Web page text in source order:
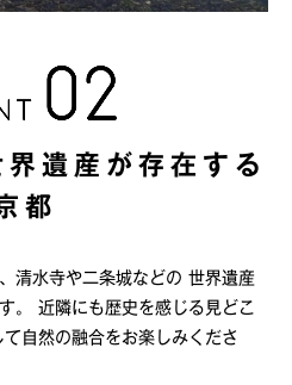
界遺産が 存在する
都
清水寺や二条城などの 世界遺産
。
近隣にも歴史を感じる見どこ
自然の融合をお楽しみくださ